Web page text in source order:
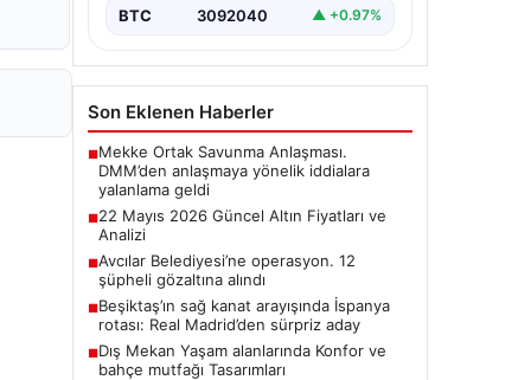
BTC 3092040 ▲ +0.97%
Son Eklenen Haberler
■Mekke Ortak Savunma Anlaşması.
DMM’den anlaşmaya yönelik iddialara
yalanlama geldi
■22 Mayıs 2026 Güncel Altın Fiyatları ve
Analizi
■Avcılar Belediyesi’ne operasyon. 12
şüpheli gözaltına alındı
■Beşiktaş’ın sağ kanat arayışında İspanya
rotası: Real Madrid’den sürpriz aday
■Dış Mekan Yaşam alanlarında Konfor ve
bahçe mutfağı Tasarımları